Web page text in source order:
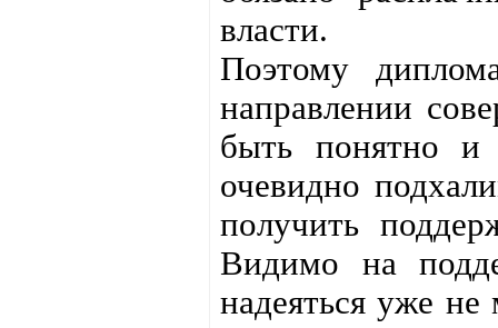
власти.
Поэтому
направлении
быть понятно
очевидно
получить
Видимо на
надеяться уже